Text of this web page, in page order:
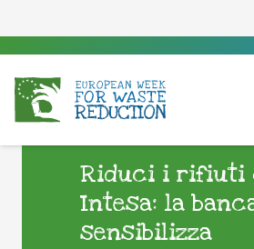
Riduci i rifiuti
Intesa: la
sensibilizza